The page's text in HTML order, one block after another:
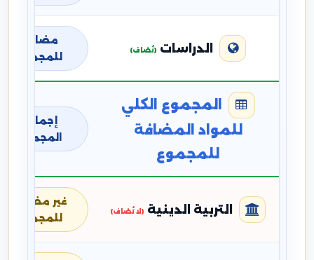
الدراسات (تُضاف)
مضافة
للمجموع
المجموع الكلي
للمواد المضافة
للمجموع
إجمالي
المجموع
التربية الدينية (لا تُضاف)
غير مضافة
للمجموع